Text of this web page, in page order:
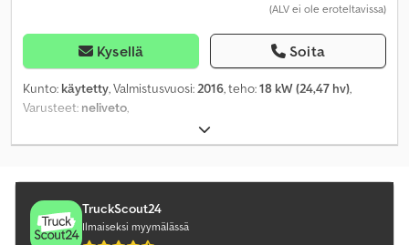
(ALV ei ole eroteltavissa)
Kysellä Soita
Kunto: käytetty, Valmistusvuosi: 2016, teho:18 kW (24,47 hv),
Varusteet: neliveto
TruckScout24
Ilmaiseksi myymälässä